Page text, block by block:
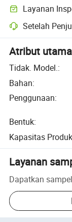
Layanan
Setelah
Atribut utama
Tidak. Model.:
Bahan:
Penggunaan:
Bentuk:
Kapasitas
Layanan
Dapatkan